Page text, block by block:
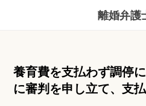
離婚弁護
養育費を支払わず調停
に審判を申し立て、支